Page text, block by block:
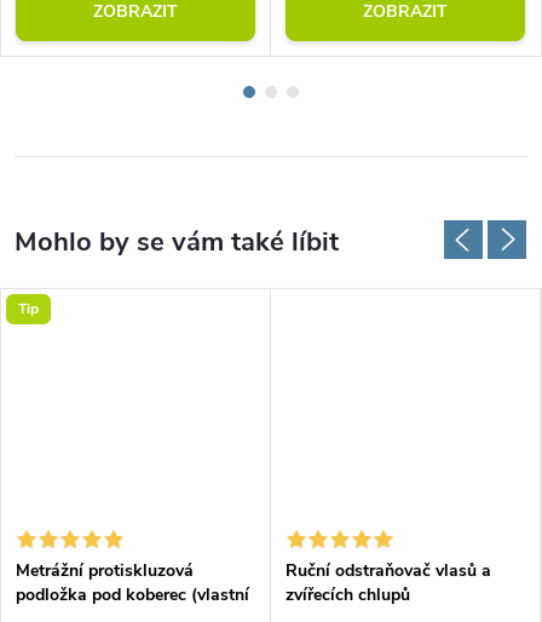
ZOBRAZIT ZOBRAZIT
Tip
Metrážní protiskluzová
podložka pod koberec (vlastní
Ruční odstraňovač vlasů a
zvířecích chlupů